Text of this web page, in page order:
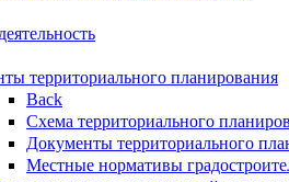
территориального планирования
Back
Схема территориального
Документы территориального
Местные нормативы